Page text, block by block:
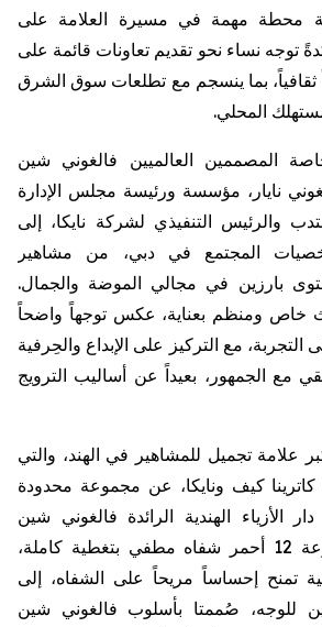
محطة مهمة في مسيرة العلامة على
توجه نساء نحو تقديم تعاونات قائمة على
ثقافياً، بما ينسجم مع تطلعات سوق الشرق
المحلي.
المصممين العالميين فالغوني شين
نايار ، مؤسسة ورئيسة مجلس الإدارة
والرئيس التنفيذي لشركة نايكا، إلى
المجتمع في دبي، من مشاهير
بارزين في مجالي الموضة والجمال.
خاص ومنظم بعناية، عكس توجهاً واضحاً
مع التركيز على الإبداع والحِرفية
مع الجمهور، بعيداً عن أساليب الترويج
علامة تجميل للمشاهير في الهند، والتي
كيف ونايكا، عن مجموعة محدودة
الأزياء الهندية الرائدة فالغوني شين
. وتضم المجموعة 12 أحمر شفاه مطفي بتغطية كاملة،
تمنح إحساساً مريحاً على الشفاه، إلى
للوجه، صُممتا بأسلوب فالغوني شين